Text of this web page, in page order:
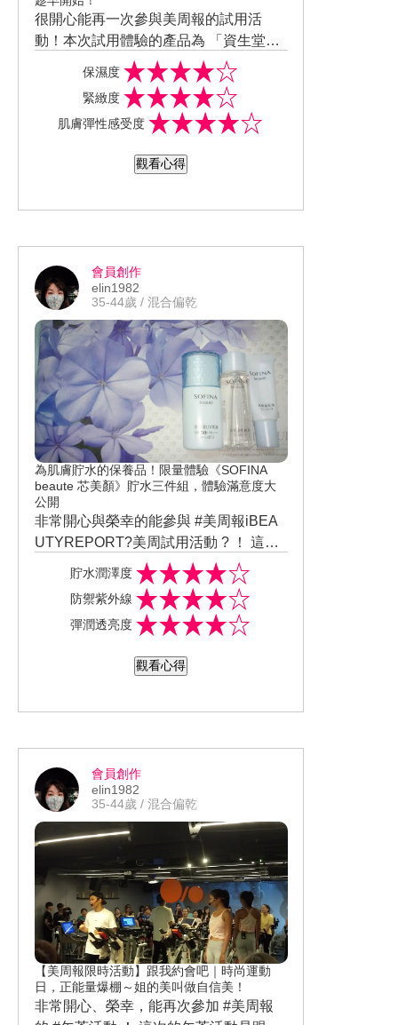
很開心能再一次參與美周報的試用活
動！本次試用體驗的產品為 「資生堂百
優 精純乳霜」！??? 個人體驗心得，以
下項目由⭐️符號評比 + 註解，⭐️越多則代
表分數越高。 【外觀】⭐️⭐️⭐️⭐️ 瓶身為粉
膚色與銀蓋搭配，材質超輕巧，也不太
帶。打開銀色瓶蓋後，映入眼簾的是淡
【質地】⭐️⭐️⭐️⭐️ 看上去會覺得是質地較
為濃厚的乳霜，實際擦在肌膚上時，乳
霜分子細緻；延展性很好、非常好推
勻，擦完感覺肌膚蠻輕盈、清爽！
【香味】⭐️⭐️⭐️⭐️ 香氛不算太濃郁，在可
接受範圍內。
後，乾燥肌膚有獲得滋潤。也不會覺得
節比較常用，就會比較油膩些，很意
個人體驗後，覺得 資生堂百優 精純乳霜
很棒！它是我用過的乳霜中，最喜愛的
一款！乳霜質地卻能清爽不黏膩，肌膚
保濕與潤澤效果也很優異！使用一段時
間後，肌膚真的有變比較細緻，而且完
全不油膩，真的很厲害！
保濕度
緊緻度
肌膚彈性感受度
觀看心得
會員創作
elin1982
35-44歲 / 混合偏乾
為肌膚貯水的保養品！限量體驗《SOFINA
beaute 芯美顏》貯水三件組，體驗滿意度大
公開
非常開心與榮幸的能參與 #美周報iBEA
UTYREPORT?美周試用活動 ? ！ 這次
體驗的是 -❤ SOFINA beaute 芯美顏❤
貯水三件組 。 我體驗 、擁有許多SOFIN
A這品牌的保養與美妝品 ，我平常都使
用美白系列 ！這款標榜保濕系列 ，我倒
這款 #SOFINAbeaute 芯美顏都有添加
獨家研發 、歷時3年培養過程 、先進技
術精萃出極珍貴的月下香菁華 ！(擁有超
強修復功能)
想要擁有水嫩 & 透亮肌膚 , 最重要的是
肌膚油水平衡 & 提高肌膚保濕力 ! 肌膚
肌膚角層粗糙 & 膚色黯沉 , 甚至提早老
售的美妝品琳瑯滿目 , 真的很難選 ! 但 #
來跟著我一起輕鬆保養 , 還妳漂漂肌 !
#芯美顏 #保濕滲透露升級版 （清爽
月下香培養菁華 , 深層貯水、潤澤肌膚 ;
淡的清香味 ，質地非常清爽 、分子小 、
肌膚吸收快 、使用後肌膚不黏膩 ！我平
日使用的美白系列香味較濃！這款算超
淡清香 , 我還蠻喜歡的 !
Step 2 接者使用 - SOFINA beaute #芯美
顏保濕滲透乳 升級版(清爽型) , 含多種保
濕成分 & 月下香培養菁萃 , 幫助乾燥輕
熟齡肌鎖住水分 ! 讓肌膚像喝飽水 , 整天
水嫩Q彈 !
個人體驗後 , 味道非常清香、質地為凝乳
狀 、 一推即勻、不黏膩 、 不油膩 、 睡
前保養我只擦它 , 保濕度超級好 ! 不會覺
棒的美妝品 !
貯水潤澤度
防禦紫外線
彈潤透亮度
觀看心得
會員創作
elin1982
35-44歲 / 混合偏乾
【美周報限時活動】跟我約會吧｜時尚運動
日，正能量爆棚～姐的美叫做自信美！
非常開心、榮幸，能再次參加 #美周報